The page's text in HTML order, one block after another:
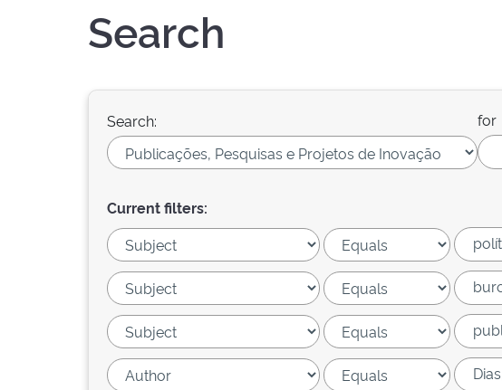
Search
Search: for
Current filters: